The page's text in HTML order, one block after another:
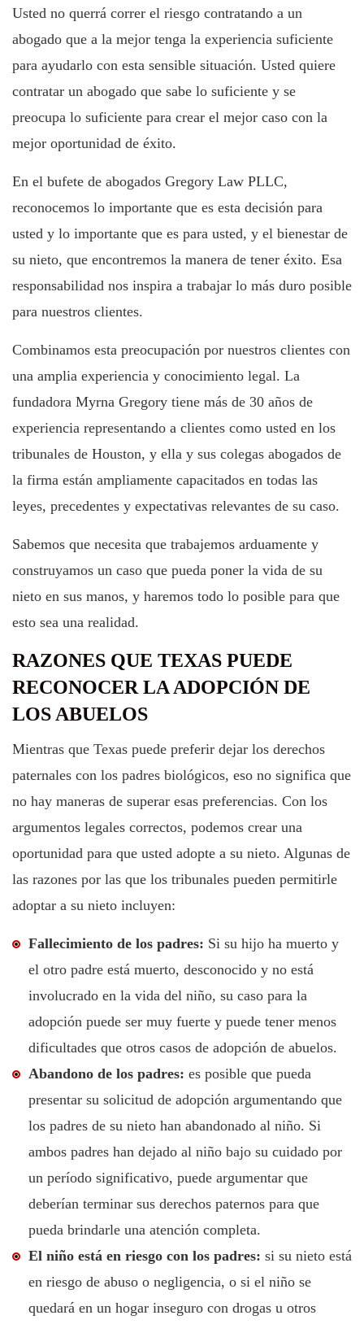
Usted no querrá correr el riesgo contratando a un
abogado que a la mejor tenga la experiencia suficiente
para ayudarlo con esta sensible situación. Usted quiere
contratar un abogado que sabe lo suficiente y se
preocupa lo suficiente para crear el mejor caso con la
mejor oportunidad de éxito.
En el bufete de abogados Gregory Law PLLC,
reconocemos lo importante que es esta decisión para
usted y lo importante que es para usted, y el bienestar de
su nieto, que encontremos la manera de tener éxito. Esa
responsabilidad nos inspira a trabajar lo más duro posible
para nuestros clientes.
Combinamos esta preocupación por nuestros clientes con
una amplia experiencia y conocimiento legal. La
fundadora Myrna Gregory tiene más de 30 años de
experiencia representando a clientes como usted en los
tribunales de Houston, y ella y sus colegas abogados de
la firma están ampliamente capacitados en todas las
leyes, precedentes y expectativas relevantes de su caso.
Sabemos que necesita que trabajemos arduamente y
construyamos un caso que pueda poner la vida de su
nieto en sus manos, y haremos todo lo posible para que
esto sea una realidad.
RAZONES QUE TEXAS PUEDE
RECONOCER LA ADOPCIÓN DE
LOS ABUELOS
Mientras que Texas puede preferir dejar los derechos
paternales con los padres biológicos, eso no significa que
no hay maneras de superar esas preferencias. Con los
argumentos legales correctos, podemos crear una
oportunidad para que usted adopte a su nieto. Algunas de
las razones por las que los tribunales pueden permitirle
adoptar a su nieto incluyen:
Fallecimiento de los padres: Si su hijo ha muerto y
el otro padre está muerto, desconocido y no está
involucrado en la vida del niño, su caso para la
adopción puede ser muy fuerte y puede tener menos
dificultades que otros casos de adopción de abuelos.
Abandono de los padres: es posible que pueda
presentar su solicitud de adopción argumentando que
los padres de su nieto han abandonado al niño. Si
ambos padres han dejado al niño bajo su cuidado por
un período significativo, puede argumentar que
deberían terminar sus derechos paternos para que
pueda brindarle una atención completa.
El niño está en riesgo con los padres: si su nieto está
en riesgo de abuso o negligencia, o si el niño se
quedará en un hogar inseguro con drogas u otros